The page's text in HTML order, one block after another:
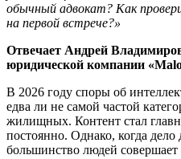
обычный адвокат? Как
на первой встрече?»
Отвечает Андрей
юридической компании
В 2026 году споры об
едва ли не самой частой
жилищных. Контент стал
постоянно. Однако, когда
большинство людей